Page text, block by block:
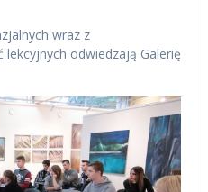
wraz z
odwiedzają Galerię